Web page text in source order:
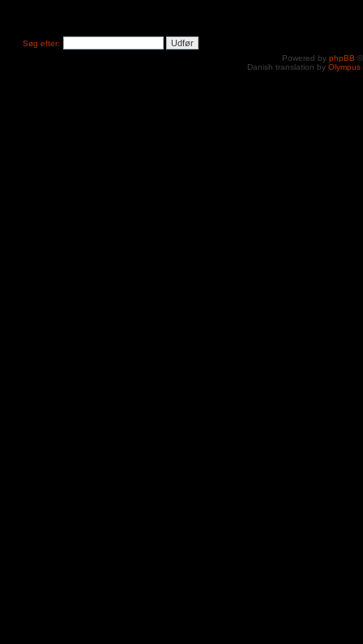
Søg efter:
Powered by phpBB
Danish translation by Olympus